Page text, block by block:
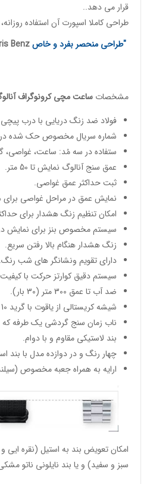
قرار می دهد..
طراحی کاملا اسپورت آن استفاده
"طراحی منحصر بفرد و خاصBenz
مشخصات ساعت مچی کرونوگراف
فولاد ضد زنگ دریایی با درب
شماره سریال مخصوص حک شده
ستفاده در سه مُد: ساعت،
عمق سنج آنالوگ نمایش تا 50 متر.
ثبت حداکثر عمق غواصی.
نمایش عمق در مراحل غواصی برای هر10 سانتی
امکان تنظیم زنگ هشدار برای
سیستم مخصوص بنز برای نمایش
زنگ هشدار هنگام بالا رفتن سریع.
دارای تقویم ونشانگر های شب رنگ.
سیستم دقیق کوارتز حرکت با کیفیت
ضد آب تا عمق 300 متر (30 بار).
شیشه کریستالی از یاقوت با گرید 10 .
ناب زمان سنج گردشی یک طرفه
بند لاستیکی مقاوم و با دوام.
چهار رنگ و در دوازده مدل با بند
ارایه به همراه جعبه مخصوص
امکان تعویض بند به استیل (نقره
سبز و سفید) و یا بند نایلونی ناتو